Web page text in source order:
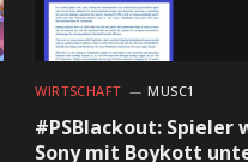
WIRTSCHAFT MUSC1
#PSBlackout: Spieler
Sony mit Boykott